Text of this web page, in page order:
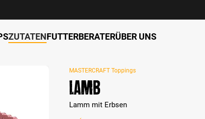
ZUTATENFUTTERBERATERÜBER UNS
MASTERCRAFT Toppings
Lamb
Lamm mit Erbsen